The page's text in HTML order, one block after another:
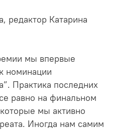
редактор Катарина
мы впервые
номинации
Практика последних
равно на финальном
мы активно
Иногда нам самим